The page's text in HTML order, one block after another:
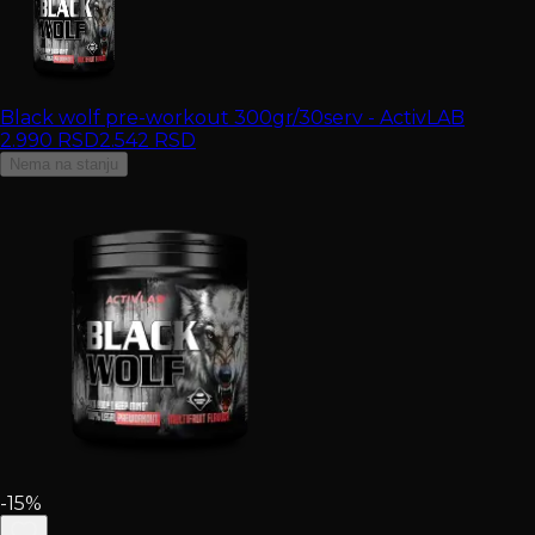
Black wolf pre-workout 300gr/30serv - ActivLAB
2.990 RSD2.542 RSD
Nema na stanju
-15%